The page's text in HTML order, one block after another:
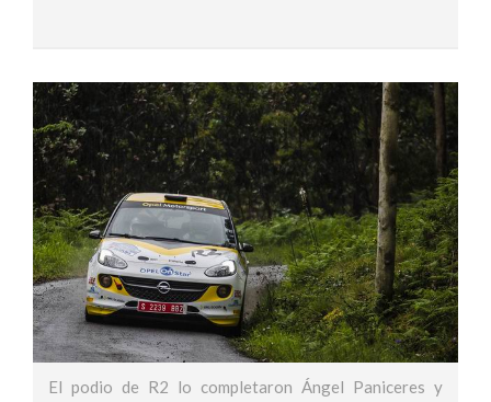
El podio de R2 lo completaron Ángel Paniceres y